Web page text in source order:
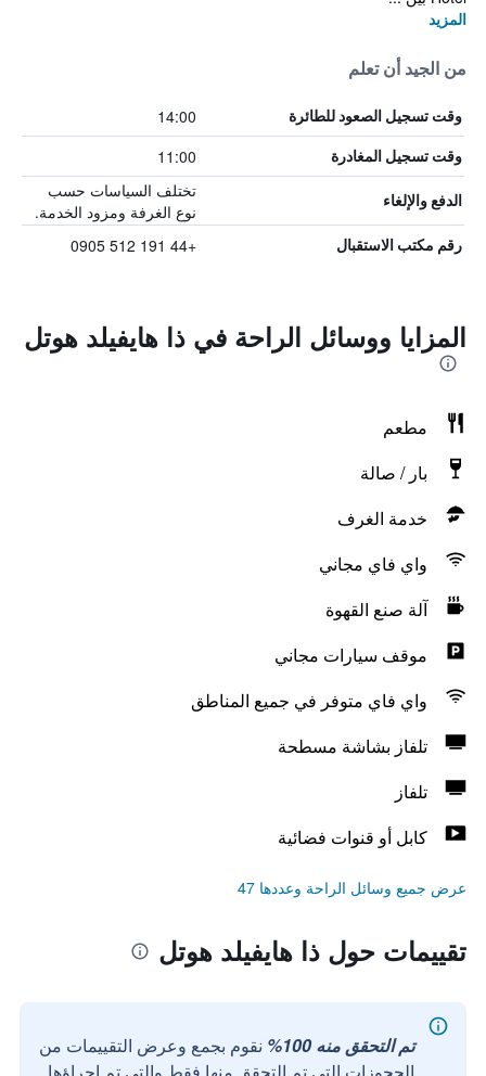
المزيد
من الجيد أن تعلم
وقت تسجيل الصعود للطائرة 14:00
وقت تسجيل المغادرة 11:00
الدفع والإلغاء
تختلف السياسات حسب
نوع الغرفة ومزود الخدمة.
رقم مكتب الاستقبال +44 191 512 0905
المزايا ووسائل الراحة في ذا هايفيلد هوتل
مطعم
بار / صالة
خدمة الغرف
واي فاي مجاني
آلة صنع القهوة
موقف سيارات مجاني
واي فاي متوفر في جميع المناطق
تلفاز بشاشة مسطحة
تلفاز
كابل أو قنوات فضائية
عرض جميع وسائل الراحة وعددها 47
تقييمات حول ذا هايفيلد هوتل
تم التحقق منه 100%
نقوم بجمع وعرض التقييمات من